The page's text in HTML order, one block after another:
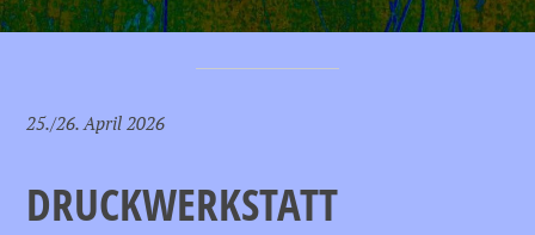
25./26. April 2026
DRUCKWERKSTATT